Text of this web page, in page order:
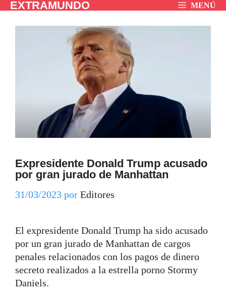
SaltarEXTRAMUNDO MENÚ
Expresidente Donald Trump acusado
por gran jurado de Manhattan
31/03/2023 por Editores
El expresidente Donald Trump ha sido acusado
por un gran jurado de Manhattan de cargos
penales relacionados con los pagos de dinero
secreto realizados a la estrella porno Stormy
Daniels.